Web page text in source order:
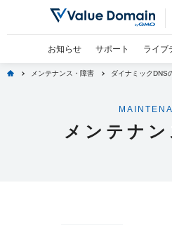
お知らせ サポート ライブ
home メンテナンス・障害 ダイナミックDNS
メンテナ